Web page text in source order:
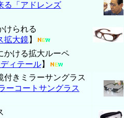
る「アドレンズ
けられる
拡大鏡】
かける拡大ルーペ
ィテール】
付きミラーサングラス
ーコートサングラス